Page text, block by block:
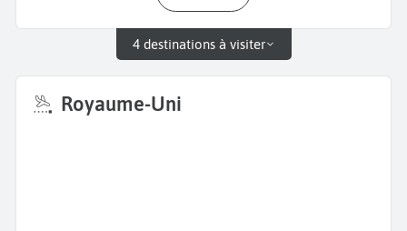
4 destinations à visiter
Royaume-Uni